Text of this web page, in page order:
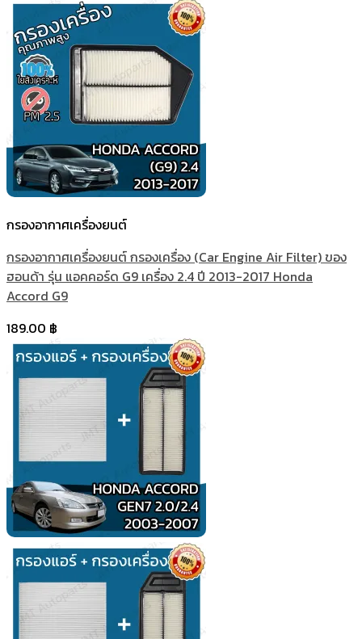
กรองอากาศเครื่องยนต์
กรองอากาศเครื่องยนต์ กรองเครื่อง (Car Engine Air Filter) ของ
ฮอนด้า รุ่น แอคคอร์ด G9 เครื่อง 2.4 ปี 2013-2017 Honda
Accord G9
189.00 ฿